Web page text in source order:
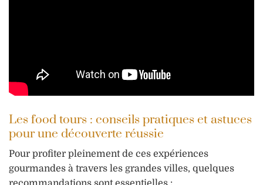
Les food tours : conseils pratiques et astuces
pour une découverte réussie
Pour profiter pleinement de ces expériences
gourmandes à travers les grandes villes, quelques